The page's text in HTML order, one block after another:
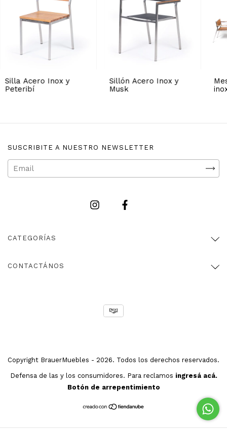
Silla Acero Inox y
Peteribí
Sillón Acero Inox y
Musk
SUSCRIBITE A NUESTRO NEWSLETTER
CATEGORÍAS
CONTACTÁNOS
Copyright BrauerMuebles - 2026. Todos los derechos reservados.
Defensa de las y los consumidores. Para reclamos ingresá acá.
Botón de arrepentimiento